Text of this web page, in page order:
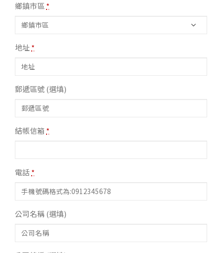
鄉鎮市區 *
地址*
郵遞區號(選填)
結帳信箱 *
電話*
公司名稱(選填)